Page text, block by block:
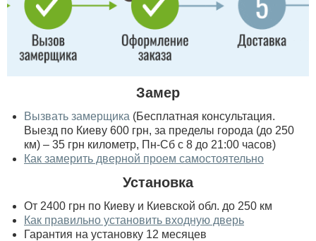
Замер
Вызвать замерщика (Бесплатная консультация.
Выезд по Киеву 600 грн, за пределы города (до 250
км) – 35 грн километр, Пн-Сб с 8 до 21:00 часов)
Как замерить дверной проем самостоятельно
Установка
От 2400 грн по Киеву и Киевской обл. до 250 км
Как правильно установить входную дверь
Гарантия на установку 12 месяцев